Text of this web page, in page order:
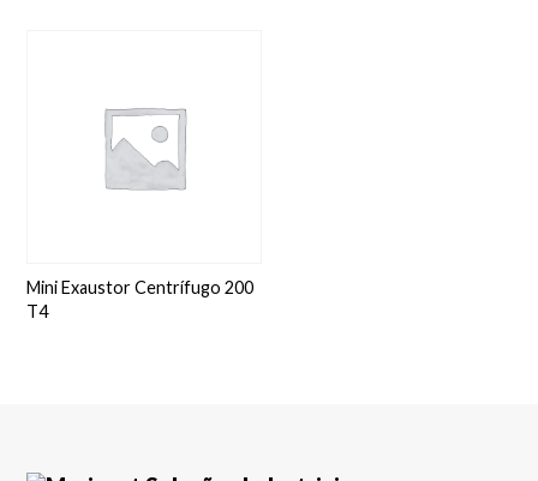
Mini Exaustor Centrífugo 200
T4